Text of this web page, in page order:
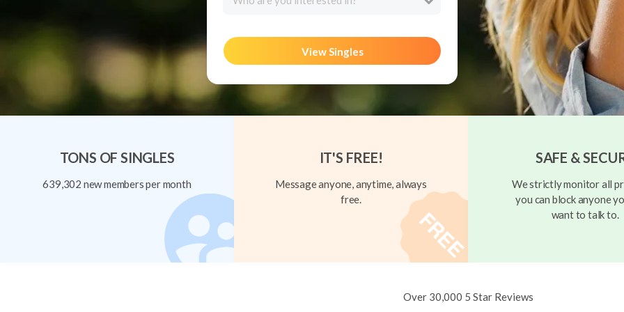
View Singles
TONS OF SINGLES
639,302 new members per month
IT'S FREE!
Message anyone, anytime, always
free.
SAFE &
We strictly monitor all
you can block anyone
want to talk to.
Over 30,000 5 Star Reviews